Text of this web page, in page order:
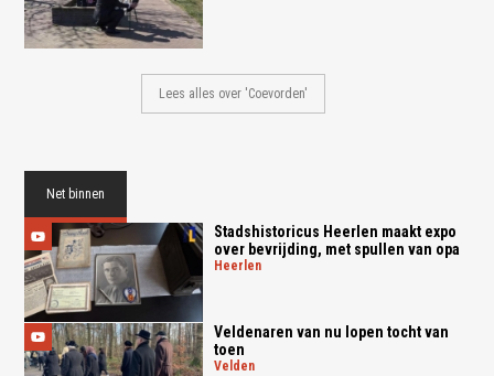
Lees alles over 'Coevorden'
Net binnen
Stadshistoricus Heerlen maakt expo
over bevrijding, met spullen van opa
heerlen
Veldenaren van nu lopen tocht van
toen
velden